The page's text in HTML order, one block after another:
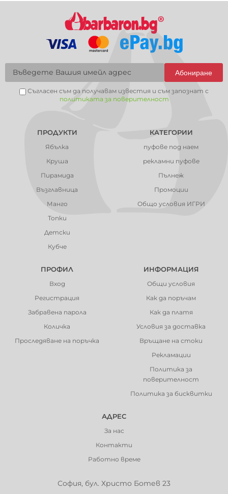
Абониране
Съгласен съм да получавам известия и съм запознат с
политиката за поверителност
ПРОДУКТИ
Ябълка
Круша
Пирамида
Възглавница
Манго
Топки
Детски
Кубче
КАТЕГОРИИ
пуфове под наем
рекламни пуфове
Пълнеж
Промоции
Общо условия ИГРИ
ПРОФИЛ
Вход
Регистрация
Забравена парола
Количка
Проследяване на поръчка
ИНФОРМАЦИЯ
Общи условия
Как да поръчам
Как да платя
Условия за доставка
Връщане на стоки
Рекламации
Политика за
поверителност
Политика за бисквитки
АДРЕС
За нас
Контакти
Работно време
София, бул. Христо Ботев 23